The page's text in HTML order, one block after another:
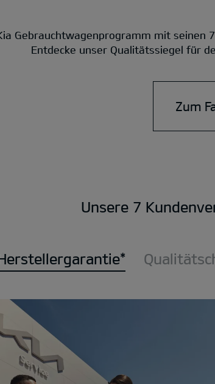
Gebrauchtwagenprogramm mit seinen
Entdecke unser Qualitätssiegel für
Zum
Unsere 7